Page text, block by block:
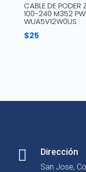
CABLE DE PODER
100-240 M352
WUA5V12W0US
$25
 Dirección
San Jose,